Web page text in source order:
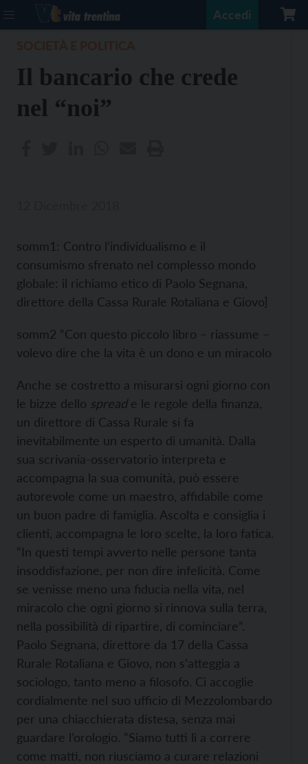
Accedi
Il bancario che crede
nel “noi”
somm1: Contro l’individualismo e il
consumismo sfrenato nel complesso mondo
globale: il richiamo etico di Paolo Segnana,
direttore della Cassa Rurale Rotaliana e Giovo]
somm2 “Con questo piccolo libro – riassume –
volevo dire che la vita è un dono e un miracolo
Anche se costretto a misurarsi ogni giorno con
le bizze dello spreade le regole della finanza,
un direttore di Cassa Rurale si fa
inevitabilmente un esperto di umanità. Dalla
sua scrivania-osservatorio interpreta e
accompagna la sua comunità, può essere
autorevole come un maestro, affidabile come
un buon padre di famiglia. Ascolta e consiglia i
clienti, accompagna le loro scelte, la loro fatica.
“In questi tempi avverto nelle persone tanta
insoddisfazione, per non dire infelicità. Come
se venisse meno una fiducia nella vita, nel
miracolo che ogni giorno si rinnova sulla terra,
nella possibilità di ripartire, di cominciare”.
Paolo Segnana, direttore da 17 della Cassa
Rurale Rotaliana e Giovo, non s’atteggia a
sociologo, tanto meno a filosofo. Ci accoglie
cordialmente nel suo ufficio di Mezzolombardo
per una chiacchierata distesa, senza mai
guardare l’orologio. “Siamo tutti lì a correre
come matti, non riusciamo a curare relazioni